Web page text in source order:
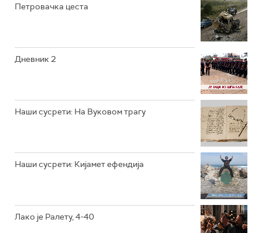
Петровачка цеста
Дневник 2
Наши сусрети: На Вуковом трагу
Наши сусрети: Кијамет ефендија
Лако је Ралету, 4-40